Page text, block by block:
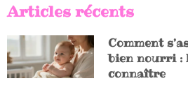
Articles récents
Comment
bien nourri :
connaître